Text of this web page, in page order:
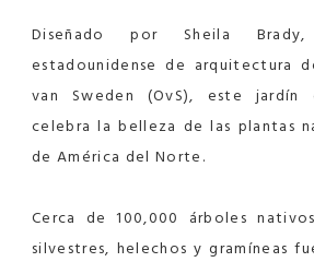
Diseñado por Sheila
estadounidense de arquitectura
van Sweden (OvS), este jardín
celebra la belleza de las plantas
de América del Norte.
Cerca de 100,000 árboles
silvestres, helechos y gramíneas